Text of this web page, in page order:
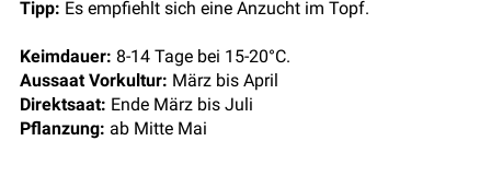
Tipp: Es empfiehlt sich eine Anzucht im Topf.
Keimdauer: 8-14 Tage bei 15-20°C.
Aussaat Vorkultur: März bis April
Direktsaat: Ende März bis Juli
Pflanzung: ab Mitte Mai